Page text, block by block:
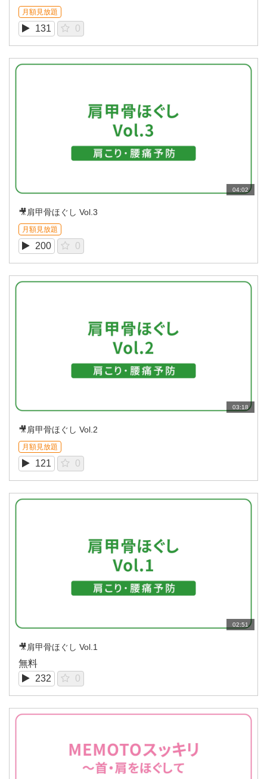
月額見放題
131 0
04:02
🎥肩甲骨ほぐし Vol.3
月額見放題
200 0
03:18
🎥肩甲骨ほぐし Vol.2
月額見放題
121 0
02:51
🎥肩甲骨ほぐし Vol.1
無料
232
0